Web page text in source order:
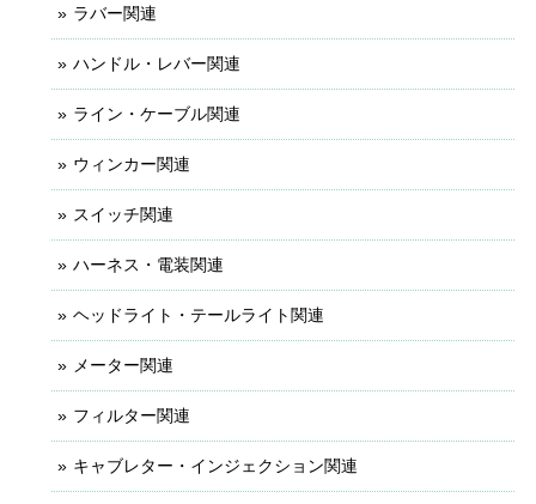
ラバー関連
ハンドル・レバー関連
ライン・ケーブル関連
ウィンカー関連
スイッチ関連
ハーネス・電装関連
ヘッドライト・テールライト関連
メーター関連
フィルター関連
キャブレター・インジェクション関連